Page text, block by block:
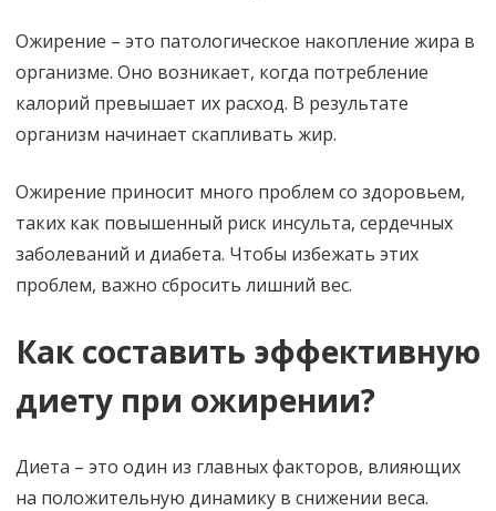
Ожирение – это патологическое накопление жира в
организме. Оно возникает, когда потребление
калорий превышает их расход. В результате
организм начинает скапливать жир.
Ожирение приносит много проблем со здоровьем,
таких как повышенный риск инсульта, сердечных
заболеваний и диабета. Чтобы избежать этих
проблем, важно сбросить лишний вес.
Как составить эффективную
диету при ожирении?
Диета – это один из главных факторов, влияющих
на положительную динамику в снижении веса.